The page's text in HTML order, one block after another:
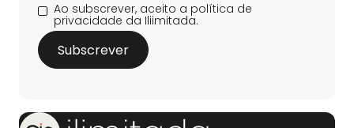
Ao subscrever, aceito a política de
privacidade da Iliimitada.